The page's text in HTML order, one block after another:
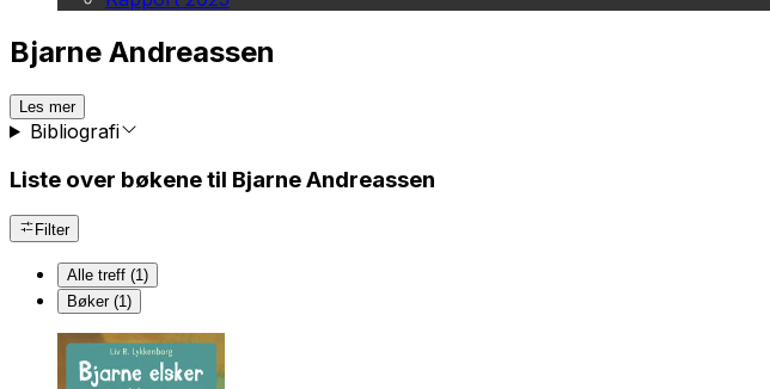
Bjarne Andreassen
Les mer
Bibliografi
Liste over bøkene til Bjarne Andreassen
Filter
Alle treff (1)
Bøker (1)